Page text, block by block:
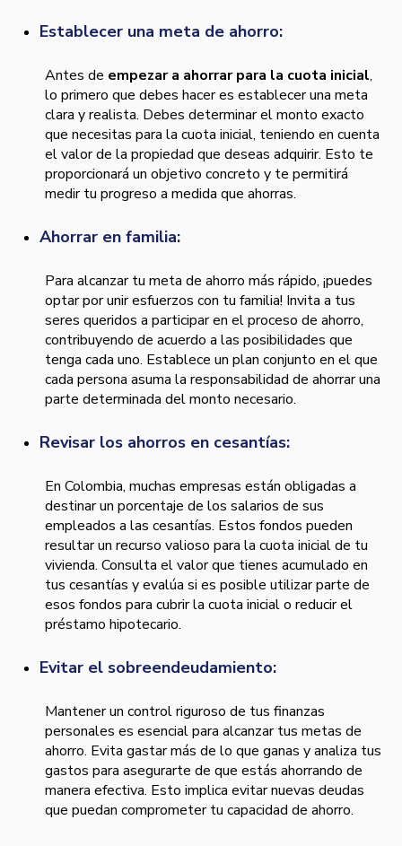
Establecer una meta de ahorro:
Antes de empezar a ahorrar para la cuota inicial,
lo primero que debes hacer es establecer una meta
clara y realista. Debes determinar el monto exacto
que necesitas para la cuota inicial, teniendo en cuenta
el valor de la propiedad que deseas adquirir. Esto te
proporcionará un objetivo concreto y te permitirá
medir tu progreso a medida que ahorras.
Ahorrar en familia:
Para alcanzar tu meta de ahorro más rápido, ¡puedes
optar por unir esfuerzos con tu familia! Invita a tus
seres queridos a participar en el proceso de ahorro,
contribuyendo de acuerdo a las posibilidades que
tenga cada uno. Establece un plan conjunto en el que
cada persona asuma la responsabilidad de ahorrar una
parte determinada del monto necesario.
Revisar los ahorros en cesantías:
En Colombia, muchas empresas están obligadas a
destinar un porcentaje de los salarios de sus
empleados a las cesantías. Estos fondos pueden
resultar un recurso valioso para la cuota inicial de tu
vivienda. Consulta el valor que tienes acumulado en
tus cesantías y evalúa si es posible utilizar parte de
esos fondos para cubrir la cuota inicial o reducir el
préstamo hipotecario.
Evitar el sobreendeudamiento:
Mantener un control riguroso de tus finanzas
personales es esencial para alcanzar tus metas de
ahorro. Evita gastar más de lo que ganas y analiza tus
gastos para asegurarte de que estás ahorrando de
manera efectiva. Esto implica evitar nuevas deudas
que puedan comprometer tu capacidad de ahorro.